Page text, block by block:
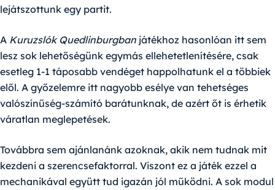
lejátszottunk egy partit.
A Kuruzslók Quedlinburgban játékhoz hasonlóan itt sem
lesz sok lehetőségünk egymás ellehetetlenítésére, csak
esetleg 1-1 táposabb vendéget happolhatunk el a többiek
elől. A győzelemre itt nagyobb esélye van tehetséges
valószínűség-számító barátunknak, de azért őt is érhetik
váratlan meglepetések.
Továbbra sem ajánlanánk azoknak, akik nem tudnak mit
kezdeni a szerencsefaktorral. Viszont ez a játék ezzel a
mechanikával együtt tud igazán jól működni. A sok modul